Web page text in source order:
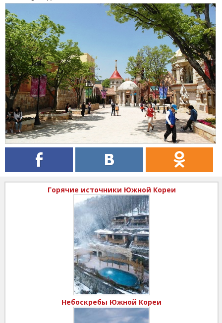
Горячие источники Южной Кореи
Небоскребы Южной Кореи